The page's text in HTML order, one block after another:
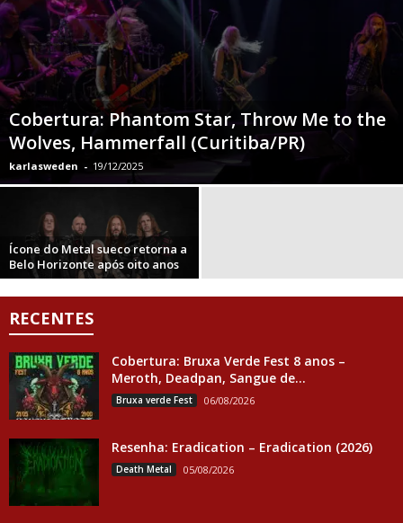
Cobertura: Phantom Star, Throw Me to the
Wolves, Hammerfall (Curitiba/PR)
karlasweden - 19/12/2025
Ícone do Metal sueco retorna a
Belo Horizonte após oito anos
RECENTES
Cobertura: Bruxa Verde Fest 8 anos –
Meroth, Deadpan, Sangue de...
Bruxa verde Fest 06/08/2026
Resenha: Eradication – Eradication (2026)
Death Metal 05/08/2026